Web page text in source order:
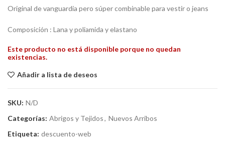
Original de vanguardia pero súper combinable para vestir o jeans
Composición : Lana y poliamida y elastano
Este producto no está disponible porque no quedan
existencias.
Añadir a lista de deseos
SKU: N/D
Categorías: Abrigos y Tejidos, Nuevos Arribos
Etiqueta: descuento-web